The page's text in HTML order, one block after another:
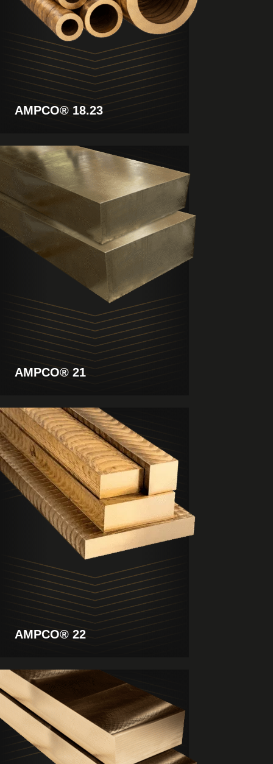
AMPCO® 18.23
Produkt
anzeigen
AMPCO® 21
Produkt
anzeigen
AMPCO® 22
Produkt
anzeigen